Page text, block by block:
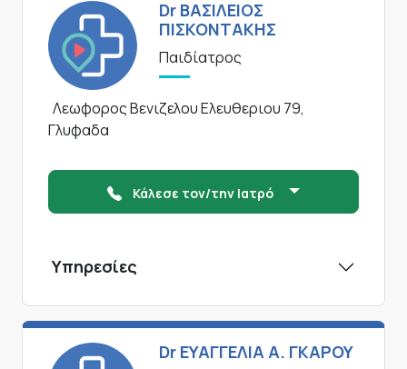
Dr ΒΑΣΙΛΕΙΟΣ
ΠΙΣΚΟΝΤΑΚΗΣ
Παιδίατρος
Λεωφορος Βενιζελου Ελευθεριου 79,
Γλυφαδα
Κάλεσε τον/την Ιατρό
Υπηρεσίες
Dr ΕΥΑΓΓΕΛΙΑ Α. ΓΚΑΡΟΥ